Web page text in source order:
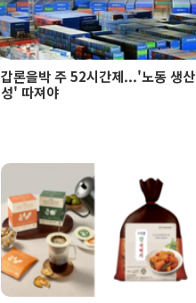
갑론을박 주 52시간제...'노동 생산
성' 따져야